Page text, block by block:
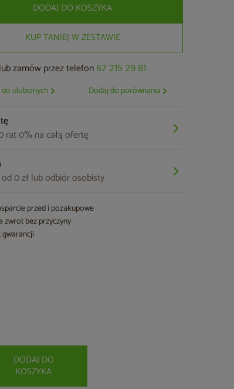
DODAJ DO KOSZYKA
KUP TANIEJ W ZESTAWIE
lub zamów przez telefon 67 215 29 81
ulubionych Dodaj do porównania
rat 0% na całą ofertę
od 0 zł lub odbiór osobisty
przed i pozakupowe
zwrot bez przyczyny
DODAJ DO
KOSZYKA